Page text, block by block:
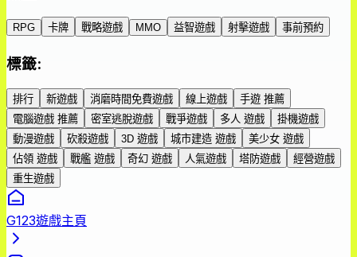
RPG 卡牌 戰略遊戲 MMO 益智遊戲 射擊遊戲 事前預約
標籤:
排行 新遊戲 消磨時間免費遊戲 線上遊戲
手遊 推薦
電腦遊戲 推薦
密室逃脫遊戲 戰爭遊戲 多人 遊戲
掛機遊戲
動漫遊戲
砍殺遊戲 3D 遊戲 城市建造 遊戲
美少女 遊戲
佔領 遊戲
戰艦 遊戲 奇幻 遊戲 人氣遊戲 塔防遊戲
經營遊戲
重生遊戲
G123遊戲主頁